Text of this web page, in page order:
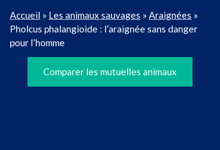
Accueil » Les animaux sauvages » Araignées »
Pholcus phalangioide : l’araignée sans danger
pour l’homme
Comparer les mutuelles animaux